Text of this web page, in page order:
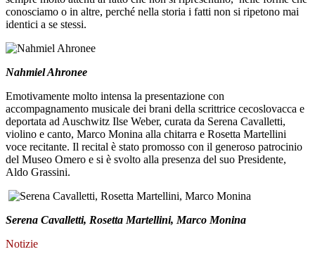
conosciamo o in altre, perché nella storia i fatti non si ripetono mai
identici a se stessi.
Nahmiel Ahronee
Emotivamente molto intensa la presentazione con
accompagnamento musicale dei brani della scrittrice cecoslovacca e
deportata ad Auschwitz Ilse Weber, curata da Serena Cavalletti,
violino e canto, Marco Monina alla chitarra e Rosetta Martellini
voce recitante. Il recital è stato promosso con il generoso patrocinio
del Museo Omero e si è svolto alla presenza del suo Presidente,
Aldo Grassini.
Serena Cavalletti, Rosetta Martellini, Marco Monina
Notizie